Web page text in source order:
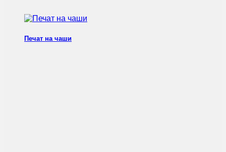
Печат на чаши